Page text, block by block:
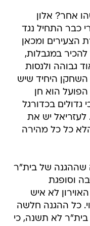
אחר? אלון
כבר התחיל נגד
הצעירים ומכאן
במגבלות,
גבוהה ולנסות
היחיד שיש
הוא חן
גדולים בכדורגל
לעזריאל יש את
כל כל מהירה
שההגנה של בית"ר
וסופגת
לא איש
כל ההגנה חלשה
בית"ר לא תשנה, כי